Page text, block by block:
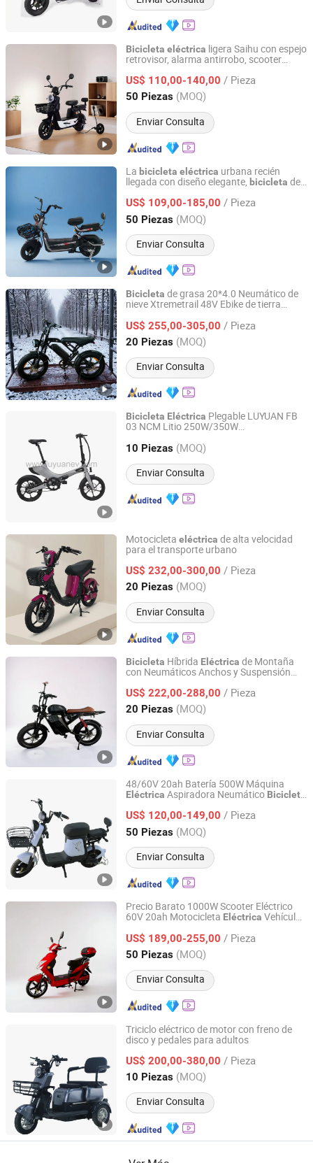
Bicicleta eléctrica ligera Saihu con espejo
retrovisor, alarma antirrobo, scooter
US$ 110,00-140,00 / Pieza
50 Piezas (MOQ)
Enviar Consulta
Linyi Huanyu Jindong New Energy Technology Co., Ltd.
Shandong, China Desde 2025
La bicicleta eléctrica urbana recién
llegada con diseño elegante, bicicleta de
batería y scooter eléctrico para adultos
US$ 109,00-185,00 / Pieza
50 Piezas (MOQ)
Enviar Consulta
Linyi Huanyu Jindong New Energy Technology Co., Ltd.
Shandong, China Desde 2025
Bicicleta de grasa 20*4.0 Neumático de
nieve Xtremetrail 48V Ebike de tierra
US$ 255,00-305,00 / Pieza
20 Piezas (MOQ)
Enviar Consulta
Linyi Huanyu Jindong New Energy Technology Co., Ltd.
Shandong, China Desde 2025
Bicicleta Eléctrica Plegable LUYUAN FB
03 NCM Litio 250W/350W
10 Piezas (MOQ)
Enviar Consulta
Zhejiang Luyuan Electric Vehicle Co., Ltd.
Zhejiang, China Desde 2013
Motocicleta eléctrica de alta velocidad
para el transporte urbano
US$ 232,00-300,00 / Pieza
20 Piezas (MOQ)
Enviar Consulta
Linyi Huanyu Jindong New Energy Technology Co., Ltd.
Shandong, China Desde 2025
Bicicleta Híbrida Eléctrica de Montaña
con Neumáticos Anchos y Suspensión
PlayaEléctricacon Motor de Cubo 20
Pulgadas
US$ 222,00-288,00 / Pieza
20 Piezas (MOQ)
Enviar Consulta
Linyi Huanyu Jindong New Energy Technology Co., Ltd.
Shandong, China Desde 2025
48/60V 20ah Batería 500W Máquina
Eléctrica Aspiradora Neumático Bicicleta
Adulto
US$ 120,00-149,00 / Pieza
50 Piezas (MOQ)
Enviar Consulta
Linyi Huanyu Jindong New Energy Technology Co., Ltd.
Shandong, China Desde 2025
Precio Barato 1000W Scooter Eléctrico
60V 20ah Motocicleta Eléctrica Vehículo
Bicicleta Eléctrica
US$ 189,00-255,00 / Pieza
50 Piezas (MOQ)
Enviar Consulta
Linyi Huanyu Jindong New Energy Technology Co., Ltd.
Shandong, China Desde 2025
Triciclo eléctrico de motor con freno de
disco y pedales para adultos
US$ 200,00-380,00 / Pieza
10 Piezas (MOQ)
Enviar Consulta
Linyi Huanyu Jindong New Energy Technology Co., Ltd.
Shandong, China Desde 2025